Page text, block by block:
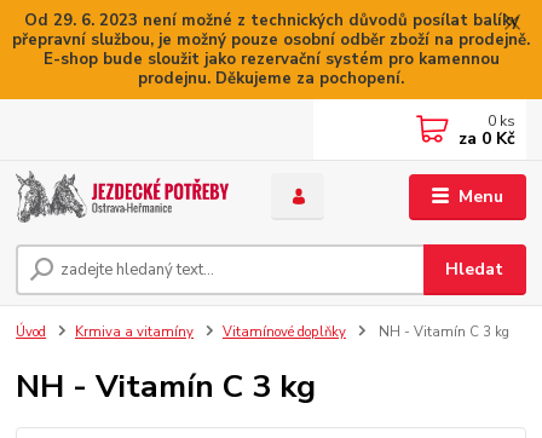
Od 29. 6. 2023 není možné z technických důvodů posílat balíky
přepravní službou, je možný pouze osobní odběr zboží na prodejně.
E-shop bude sloužit jako rezervační systém pro kamennou
prodejnu. Děkujeme za pochopení.
Menu
Hledat
0 ks
za 0 Kč
Úvod Krmiva a vitamíny Vitamínové doplňky NH - Vitamín C 3 kg
NH - Vitamín C 3 kg